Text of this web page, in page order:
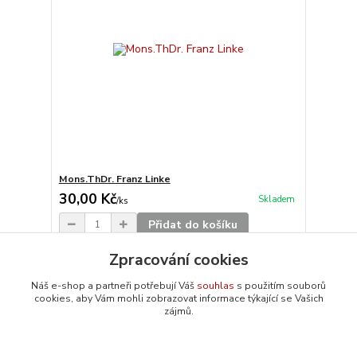
Mons.ThDr. Franz Linke
30,00 Kč/ks Skladem
Přidat do košíku
Načíst další produkty (20)
strana z 10další
Zpracování cookies
Náš e-shop a partneři potřebují Váš souhlas s použitím souborů
cookies, aby Vám mohli zobrazovat informace týkající se Vašich
zájmů.